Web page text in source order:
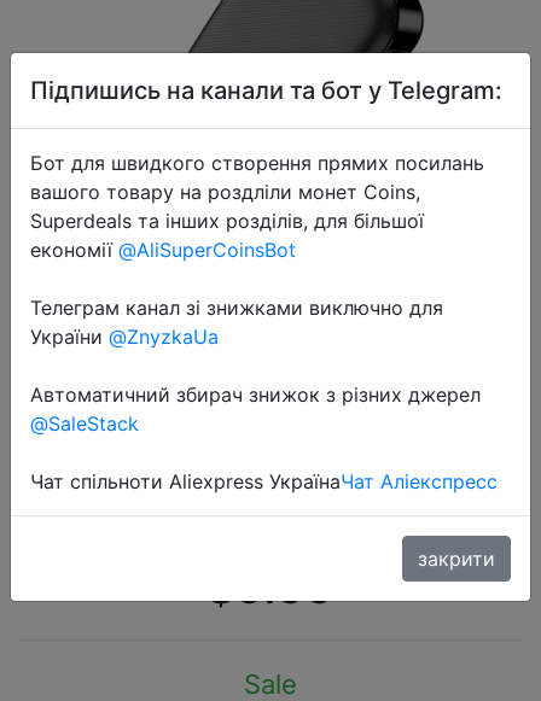
2020-09-20
устройство RAXFLY, 10000 мАч,
для iPhone, Xiaomi mi, внешний
10000 мАч
$9.99
Sale
Підпишись на канали та бот у Telegram:
Бот для швидкого створення прямих посилань
вашого товару на роздліли монет Coins,
Superdeals та інших розділів, для більшої
економії @AliSuperCoinsBot
Телеграм канал зі знижками виключно для
України @ZnyzkaUa
Автоматичний збирач знижок з різних джерел
@SaleStack
Чат спільноти Aliexpress УкраїнаЧат Аліекспресс
закрити